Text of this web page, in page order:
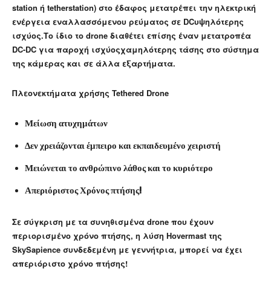
station ή tetherstation) στο έδαφος μετατρέπει την ηλεκτρική
ενέργεια εναλλασσόμενου ρεύματος σε DCυψηλότερης
ισχύος.Το ίδιο το drone διαθέτει επίσης έναν μετατροπέα
DC-DC για παροχή ισχύοςχαμηλότερης τάσης στο σύστημα
της κάμερας και σε άλλα εξαρτήματα.
Πλεονεκτήματα χρήσης Tethered Drone
Μείωση ατυχημάτων
Δεν χρειάζονται έμπειρο και εκπαιδευμένο χειριστή
Μειώνεται το ανθρώπινο λάθος και το κυριότερο
Απεριόριστος Χρόνος πτήσης!
Σε σύγκριση με τα συνηθισμένα drone που έχουν
περιορισμένο χρόνο πτήσης, η λύση Hovermast της
SkySapience συνδεδεμένη με γεννήτρια, μπορεί να έχει
απεριόριστο χρόνο πτήσης!